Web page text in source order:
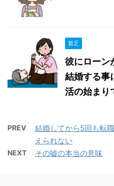
貧乏
彼にローン
結婚する事
活の始まり
PREV
結婚してから5回も転
えられない
NEXT その嘘の本当の意味